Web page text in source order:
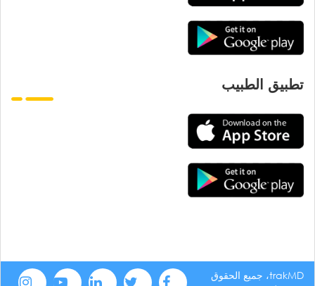
تطبيق الطبيب
trakMD، جميع الحقوق